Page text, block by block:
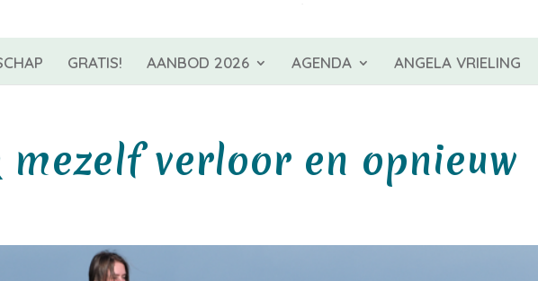
GRATIS! AANBOD 2026 AGENDA ANGELA VRIELING
verloor en opnieuw